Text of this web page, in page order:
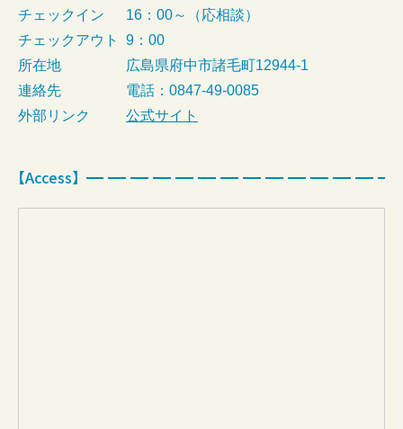
チェックイン
16：00～（応相談）
チェックアウト
9：00
所在地
広島県府中市諸毛町12944-1
連絡先
電話：0847-49-0085
外部リンク
公式サイト
【Access】